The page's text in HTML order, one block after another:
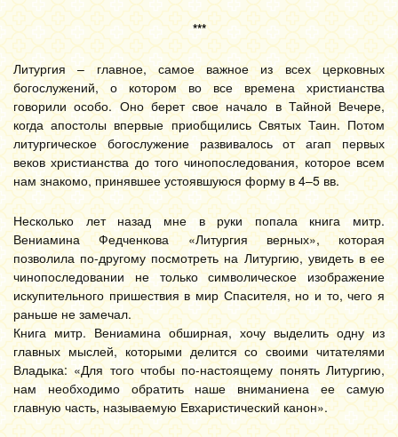
***
Литургия – главное, самое важное из всех церковных
богослужений, о котором во все времена христианства
говорили особо. Оно берет свое начало в Тайной Вечере,
когда апостолы впервые приобщились Святых Таин. Потом
литургическое богослужение развивалось от агап первых
веков христианства до того чинопоследования, которое всем
нам знакомо, принявшее устоявшуюся форму в 4–5 вв.
Несколько лет назад мне в руки попала книга митр.
Вениамина Федченкова «Литургия верных», которая
позволила по-другому посмотреть на Литургию, увидеть в ее
чинопоследовании не только символическое изображение
искупительного пришествия в мир Спасителя, но и то, чего я
раньше не замечал.
Книга митр. Вениамина обширная, хочу выделить одну из
главных мыслей, которыми делится со своими читателями
Владыка: «Для того чтобы по-настоящему понять Литургию,
нам необходимо обратить наше вниманиена ее самую
главную часть, называемую Евхаристический канон».